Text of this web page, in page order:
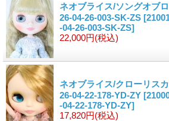
ネオブライス/ソングオブ
26-04-26-003-SK-ZS
-04-26-003-SK-ZS]
22,000円(税込)
ネオブライス/クローリス
26-04-22-178-YD-ZY
-04-22-178-YD-ZY]
17,820円(税込)